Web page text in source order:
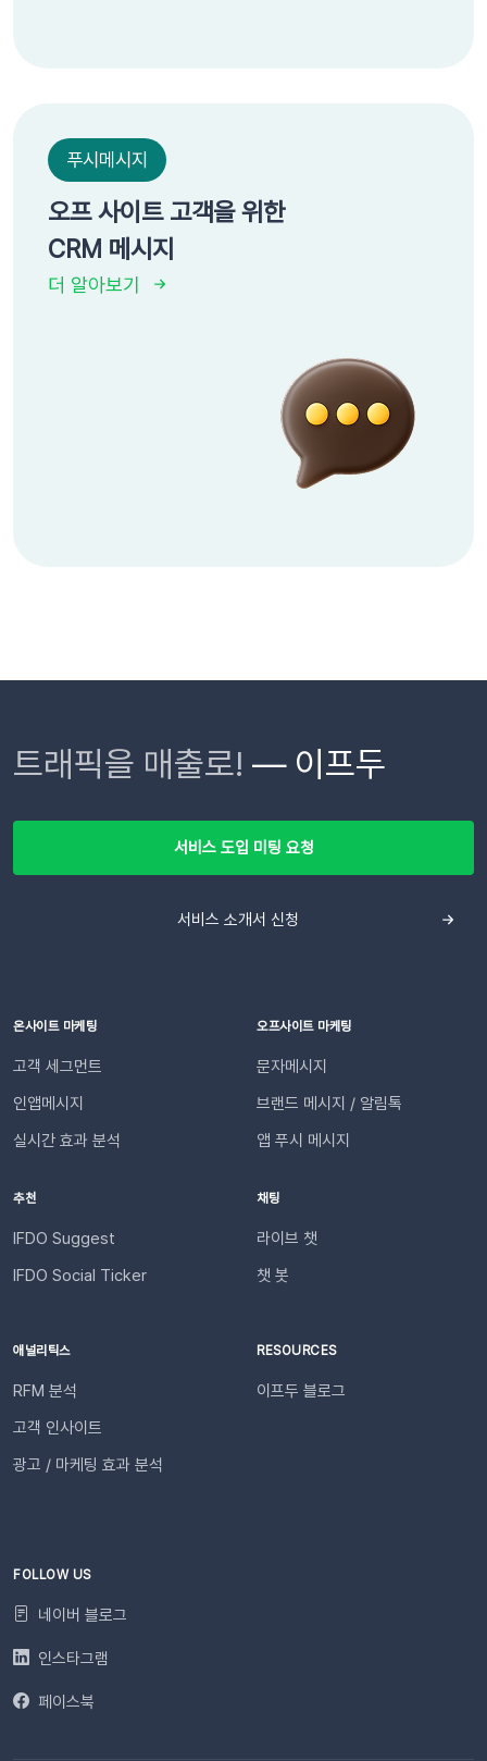
푸시메시지
오프 사이트 고객을 위한
CRM 메시지
더 알아보기
트래픽을 매출로! — 이프두
서비스 도입 미팅 요청
서비스 소개서 신청
온사이트 마케팅
고객 세그먼트
인앱메시지
실시간 효과 분석
추천
IFDO Suggest
IFDO Social Ticker
오프사이트 마케팅
문자메시지
브랜드 메시지 / 알림톡
앱 푸시 메시지
채팅
라이브 챗
챗 봇
애널리틱스
RFM 분석
고객 인사이트
광고 / 마케팅 효과 분석
RESOURCES
이프두 블로그
FOLLOW US
네이버 블로그
인스타그램
페이스북